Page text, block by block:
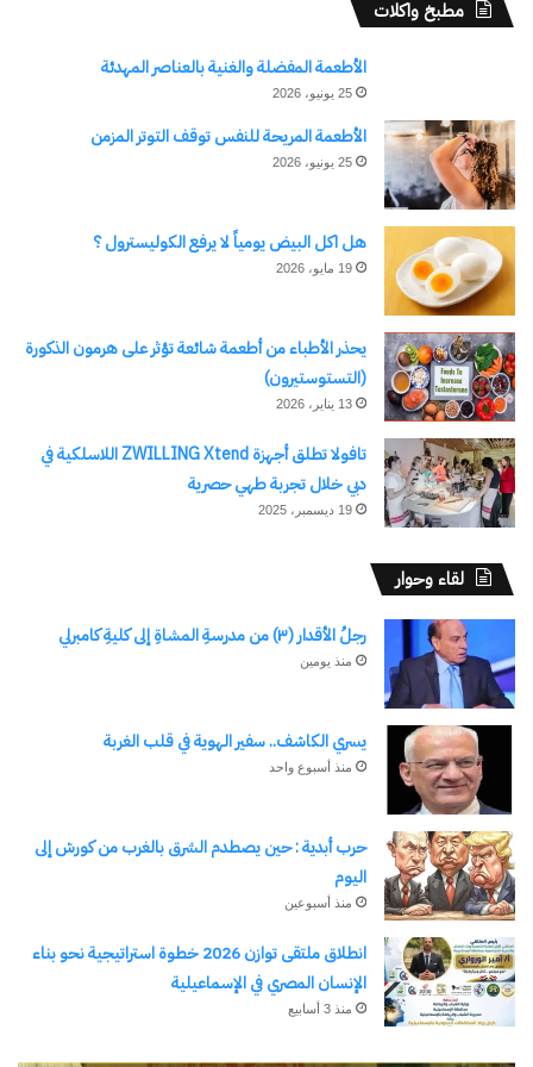
والتي تعرض الموضوعات بشكل متكامل، مصحوباً
بالأرقام والبيانات، وحتى خلفياته التاريخية، دون أن
تنتهي إلى رأي نهائي، تاركة للقارئ حرية استنباط
تحليله الشخصي …. وبهذا يكون التطور في الاعتماد
على القارئ أو الدارس في مجال التحليل، وليس
المنشأة أو مراكز الدراسات الاستراتيجية.
أما أجهزة صنع القرار والأجهزة الاستخباراتية في العالم،
فقد سارت علي النهج القديم والخاص بتقديم الرأي
التحليلي واحد أو أكثر من رأي.
أما على مستوى مجموعات معاونة القادة على اتخاذ
القرار التي يطلق عليها اسم Think Tanks ، فقد
رفضت تماماً هذا التطور، وظلت مصرة على تقديم
حلول واقتراحات محددة وواضحة المعالم لمتخذ القرار.
وعموماً، فإن الأيام القادمة ستثبت لنا هل كل ما هو
جديد مرفوض أو قد يقبل بعد حين. فتلك هي طبيعة
النفس البشرية، وحتى عندما حاول البعض تطوير عمل
الحاسبات الإلكترونية للاستفادة منها في تقديم حلول
مختلفة، ظل ذلك محصوراً في مجال المقارنة بين
الأرقام والمعدلات، مثلما حدث في فكر بحوث العمليات
الذي قدمه وزير الدفاع الأمريكي في الستينات، وظل
العالم يعمل به حتى الآن، ولكن في المجال
الاستراتيجي سيظل العامل البشري، مهما تطورت
التكنولوجيا هو أهم عناصر اتخاذ القرار وتحليله.
شارك هذا الموضوع:
فيس بوك
X
مطبخ واكلات
الأطعمة المفضلة والغنية بالعناصر المهدئة
25 يونيو، 2026
الأطعمة المريحة للنفس توقف التوتر المزمن
25 يونيو، 2026
هل اكل البيض يومياً لا يرفع الكوليسترول ؟
19 مايو، 2026
يحذر الأطباء من أطعمة شائعة تؤثر على هرمون الذكورة
(التستوستيرون)
13 يناير، 2026
تافولا تطلق أجهزة ZWILLING Xtend اللاسلكية في
دبي خلال تجربة طهي حصرية
19 ديسمبر، 2025
لقاء وحوار
رجلُ الأقدار (٣) من مدرسةِ المشاةِ إلى كليةِ كامبرلي
منذ يومين
يسري الكاشف.. سفير الهوية في قلب الغربة
منذ أسبوع واحد
حرب أبدية : حين يصطدم الشرق بالغرب من كورش إلى
اليوم
منذ أسبوعين
انطلاق ملتقى توازن 2026 خطوة استراتيجية نحو بناء
الإنسان المصري في الإسماعيلية
منذ 3 أسابيع